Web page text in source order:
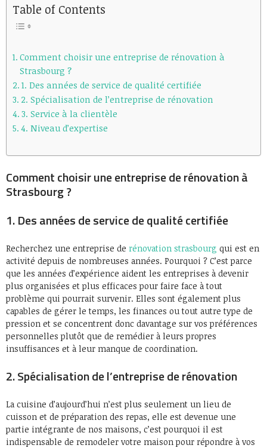
Table of Contents
Comment choisir une entreprise de rénovation à
Strasbourg ?
1. Des années de service de qualité certifiée
2. Spécialisation de l’entreprise de rénovation
3. Service à la clientèle
4. Niveau d’expertise
Comment choisir une entreprise de rénovation à
Strasbourg ?
1. Des années de service de qualité certifiée
Recherchez une entreprise de rénovation strasbourg qui est en
activité depuis de nombreuses années. Pourquoi ? C’est parce
que les années d’expérience aident les entreprises à devenir
plus organisées et plus efficaces pour faire face à tout
problème qui pourrait survenir. Elles sont également plus
capables de gérer le temps, les finances ou tout autre type de
pression et se concentrent donc davantage sur vos préférences
personnelles plutôt que de remédier à leurs propres
insuffisances et à leur manque de coordination.
2. Spécialisation de l’entreprise de rénovation
La cuisine d’aujourd’hui n’est plus seulement un lieu de
cuisson et de préparation des repas, elle est devenue une
partie intégrante de nos maisons, c’est pourquoi il est
indispensable de remodeler votre maison pour répondre à vos